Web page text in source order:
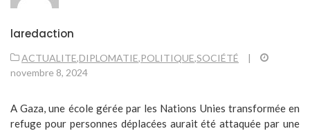
laredaction
ACTUALITE,DIPLOMATIE,POLITIQUE,SOCIÉTÉ
|
novembre 8, 2024
A Gaza, une école gérée par les Nations Unies transformée en
refuge pour personnes déplacées aurait été attaquée par une